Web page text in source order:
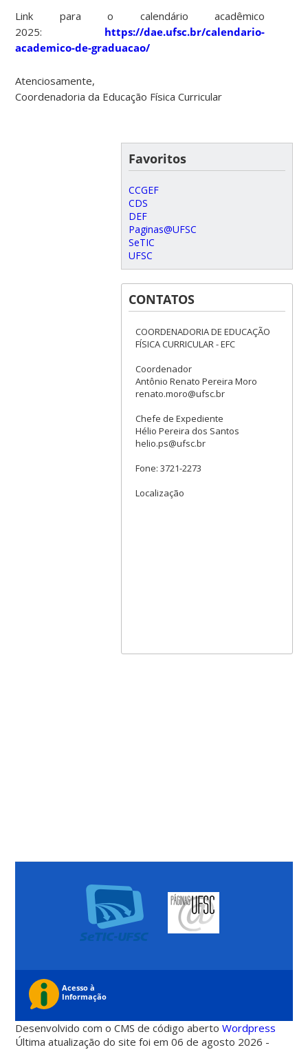
Link para o calendário acadêmico
2025: https://dae.ufsc.br/calendario-
academico-de-graduacao/
Atenciosamente,
Coordenadoria da Educação Física Curricular
Favoritos
CCGEF
CDS
DEF
Paginas@UFSC
SeTIC
UFSC
CONTATOS
COORDENADORIA DE EDUCAÇÃO
FÍSICA CURRICULAR - EFC
Coordenador
Antônio Renato Pereira Moro
renato.moro@ufsc.br
Chefe de Expediente
Hélio Pereira dos Santos
helio.ps@ufsc.br
Fone: 3721-2273
Localização
Desenvolvido com o CMS de código abertoWordpress
Última atualização do site foi em 06 de agosto 2026 -